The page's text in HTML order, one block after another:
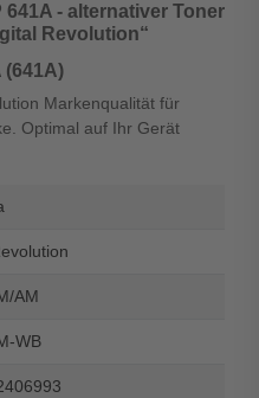
- alternativer Toner
Revolution“
(641A)
Markenqualität für
Optimal auf Ihr Gerät
AM
WB